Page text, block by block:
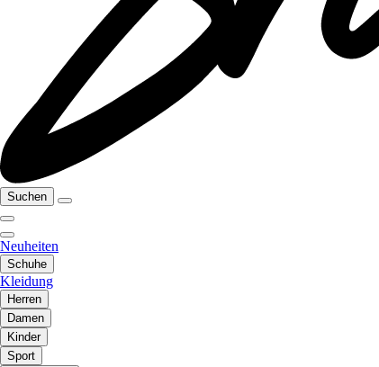
Suchen
Neuheiten
Schuhe
Kleidung
Herren
Damen
Kinder
Sport